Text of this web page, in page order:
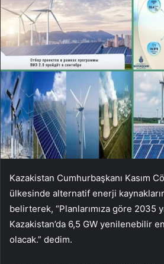
Kazakistan Cumhurbaşkanı Kasım
ülkesinde alternatif enerji
belirterek, “Planlarımıza göre 2035
Kazakistan’da 6,5 ​​GW yenilenebilir
olacak.” dedim.